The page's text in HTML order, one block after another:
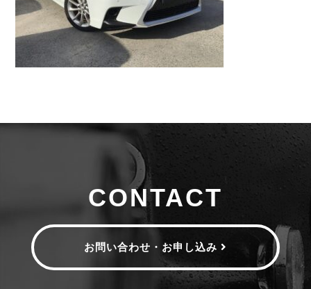
CONTACT
お問い合わせ・お申し込み